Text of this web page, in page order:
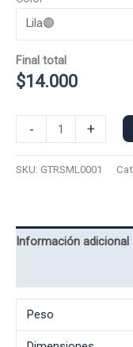
Final total
$14.000
-
Manga
cantidad
+
SKU: GTRSML0001
Información adicional
Peso